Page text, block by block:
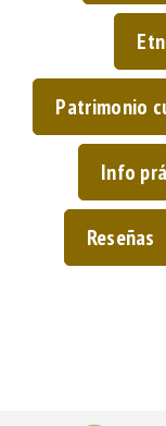
Patrimonio
Info
Reseñas